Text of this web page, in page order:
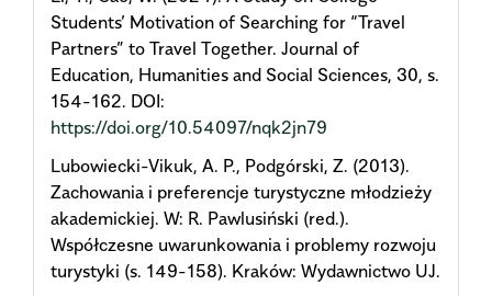
Students’ Motivation of Searching for “Travel
Partners” to Travel Together. Journal of
Education, Humanities and Social Sciences, 30, s.
154-162. DOI:
https://doi.org/10.54097/nqk2jn79
Lubowiecki-Vikuk, A. P., Podgórski, Z. (2013).
Zachowania i preferencje turystyczne młodzieży
akademickiej. W: R. Pawlusiński (red.).
Współczesne uwarunkowania i problemy rozwoju
turystyki (s. 149-158). Kraków: Wydawnictwo UJ.